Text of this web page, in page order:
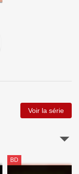
Voir la série
BD